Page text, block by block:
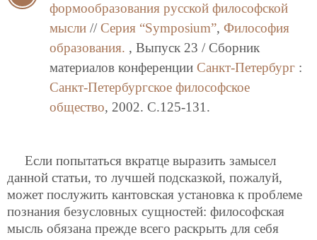
формообразования русской философской
мысли // Серия “Symposium”, Философия
образования. , Выпуск 23 / Сборник
материалов конференции Санкт-Петербург :
Санкт-Петербургское философское
общество, 2002. C.125-131.
Если попытаться вкратце выразить замысел
данной статьи, то лучшей подсказкой, пожалуй,
может послужить кантовская установка к проблеме
познания безусловных сущностей: философская
мысль обязана прежде всего раскрыть для себя